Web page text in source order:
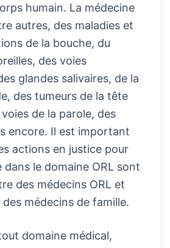
humain. La médecine
autres, des maladies et
de la bouche, du
des voies
glandes salivaires, de la
des tumeurs de la tête
de la parole, des
encore. Il est important
actions en justice pour
dans le domaine ORL sont
des médecins ORL et
médecins de famille.
domaine médical,